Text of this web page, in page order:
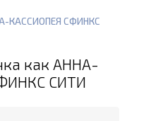
КАССИОПЕЯ СФИНКС
как АННА-
СИТИ